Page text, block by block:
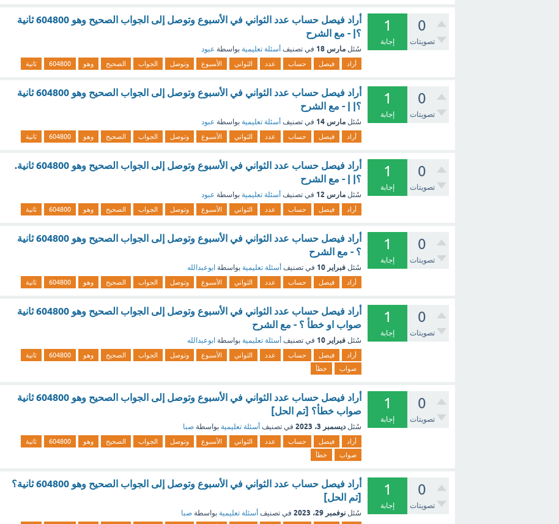
0
تصويتات
1
إجابة
أراد فيصل حساب عدد الثواني في الأسبوع وتوصل إلى الجواب الصحيح وهو 604800 ثانية
؟| - مع الشرح
سُئل مارس 18 في تصنيف أسئلة تعليمية بواسطة عبود
أراد فيصل حساب عدد الثواني الأسبوع وتوصل الجواب الصحيح وهو 604800 ثانية
0
تصويتات
1
إجابة
أراد فيصل حساب عدد الثواني في الأسبوع وتوصل إلى الجواب الصحيح وهو 604800 ثانية
؟| | - مع الشرح
سُئل مارس 14 في تصنيف أسئلة تعليمية بواسطة عبود
أراد فيصل حساب عدد الثواني الأسبوع وتوصل الجواب الصحيح وهو 604800 ثانية
0
تصويتات
1
إجابة
أراد فيصل حساب عدد الثواني في الأسبوع وتوصل إلى الجواب الصحيح وهو 604800 ثانية.
؟| | - مع الشرح
سُئل مارس 12 في تصنيف أسئلة تعليمية بواسطة عبود
أراد فيصل حساب عدد الثواني الأسبوع وتوصل الجواب الصحيح وهو 604800 ثانية
0
تصويتات
1
إجابة
أراد فيصل حساب عدد الثواني في الأسبوع وتوصل إلى الجواب الصحيح وهو 604800 ثانية
؟ - مع الشرح
سُئل فبراير 10 في تصنيف أسئلة تعليمية بواسطة ابوعبدالله
أراد فيصل حساب عدد الثواني الأسبوع وتوصل الجواب الصحيح وهو 604800 ثانية
0
تصويتات
1
إجابة
أراد فيصل حساب عدد الثواني في الأسبوع وتوصل إلى الجواب الصحيح وهو 604800 ثانية
صواب او خطأ ؟ - مع الشرح
سُئل فبراير 10 في تصنيف أسئلة تعليمية بواسطة ابوعبدالله
أراد فيصل حساب عدد الثواني الأسبوع وتوصل الجواب الصحيح وهو 604800
ثانية
صواب
خطأ
0
تصويتات
1
إجابة
أراد فيصل حساب عدد الثواني في الأسبوع وتوصل إلى الجواب الصحيح وهو 604800 ثانية
صواب خطأ؟ [تم الحل]
سُئل ديسمبر 3، 2023 في تصنيف أسئلة تعليمية بواسطة صبا
أراد فيصل حساب عدد الثواني الأسبوع وتوصل الجواب الصحيح وهو 604800
ثانية
صواب
خطأ
0
تصويتات
1
إجابة
أراد فيصل حساب عدد الثواني في الأسبوع وتوصل إلى الجواب الصحيح وهو 604800 ثانية؟
[تم الحل]
سُئل نوفمبر 29، 2023 في تصنيف أسئلة تعليمية بواسطة صبا